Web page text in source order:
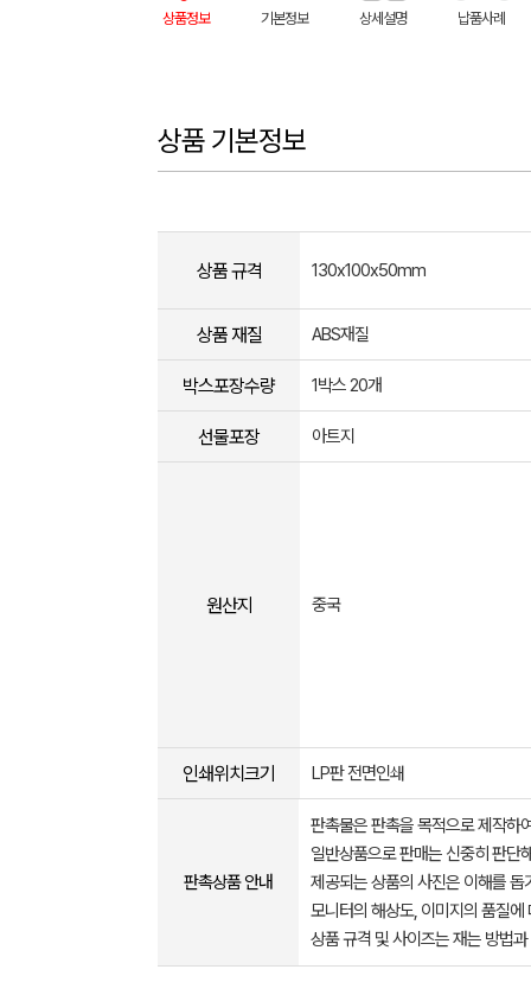
상품정보 기본정보 상세설명 납품사례
상품 기본정보
상품 규격 130x100x50mm
상품 재질 ABS재질
박스포장수량 1박스 20개
선물포장 아트지
원산지 중국
인쇄위치크기 LP판 전면인쇄
판촉상품 안내
판촉물은 판촉을 목적으로 제작하
일반상품으로 판매는 신중히 판단
제공되는 상품의 사진은 이해를
모니터의 해상도, 이미지의 품질
상품 규격 및 사이즈는 재는 방법